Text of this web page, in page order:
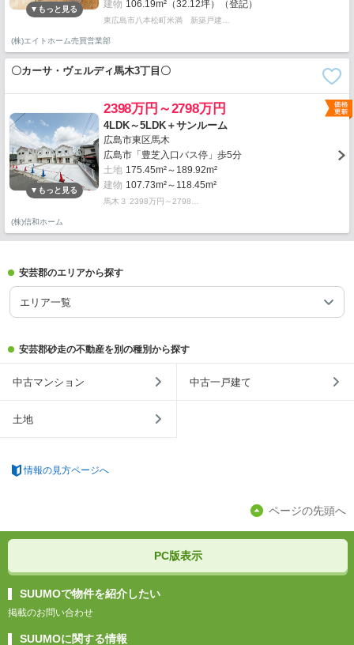
建物 106.19m²（32.12坪）（登記）
東広島市八本松町米満 新築戸建…
(株)エイトホーム売買営業部
〇カーサ・ヴェルディ馬木3丁目〇
2398万円～2798万円
4LDK～5LDK＋サンルーム
広島市東区馬木
広島市「豊芝入口バス停」歩5分
土地 175.45m²～189.92m²
建物 107.73m²～118.45m²
馬木３ 2398万円～2798…
(株)信和ホーム
安芸郡のエリアから探す
エリア一覧
安芸郡砂走の不動産を別の種別から探す
中古マンション 中古一戸建て
土地
情報の見方ページへ
ページの先頭へ
PC版表示
SUUMOで物件を紹介したい
掲載のお問い合わせ
SUUMOに関する情報